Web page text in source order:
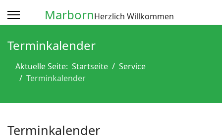
MarbornHerzlich Willkommen
Terminkalender
Aktuelle Seite: Startseite
Service
Terminkalender
Terminkalender